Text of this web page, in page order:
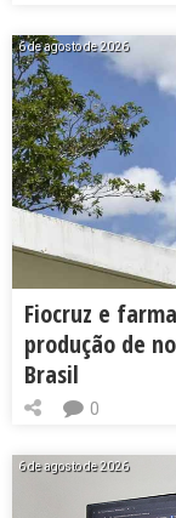
6 de agosto de 2026
Fiocruz e
produção de
Brasil
0
6 de agosto de 2026